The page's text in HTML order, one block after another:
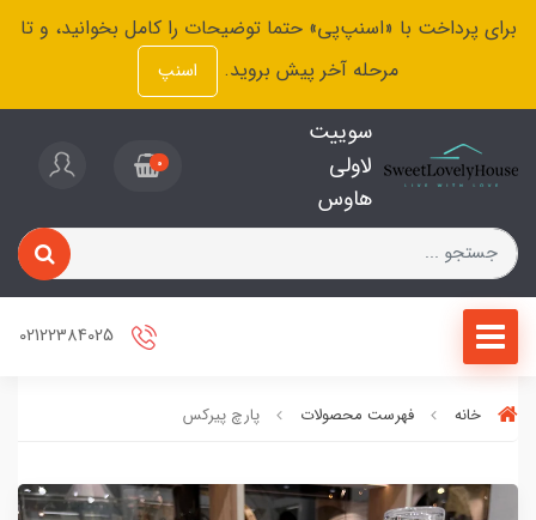
برای پرداخت با «اسنپ‌پی» حتما توضیحات را کامل بخوانید، و تا
مرحله آخر پیش بروید.
اسنپ
سوییت
لاولی
هاوس
0
خانه فهرست محصولات پارچ پیرکس